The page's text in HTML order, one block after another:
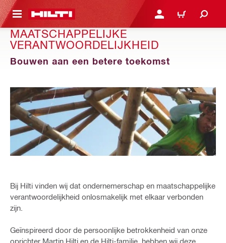
HOOFDINHOUD AANMELDEN OF
WINKELWAGEN
MAATSCHAPPELIJKE
VERANTWOORDELIJKHEID
Bouwen aan een betere toekomst
Bij Hilti vinden wij dat ondernemerschap en maatschappelijke
verantwoordelijkheid onlosmakelijk met elkaar verbonden
zijn.
Geïnspireerd door de persoonlijke betrokkenheid van onze
oprichter Martin Hilti en de Hilti-familie, hebben wij deze